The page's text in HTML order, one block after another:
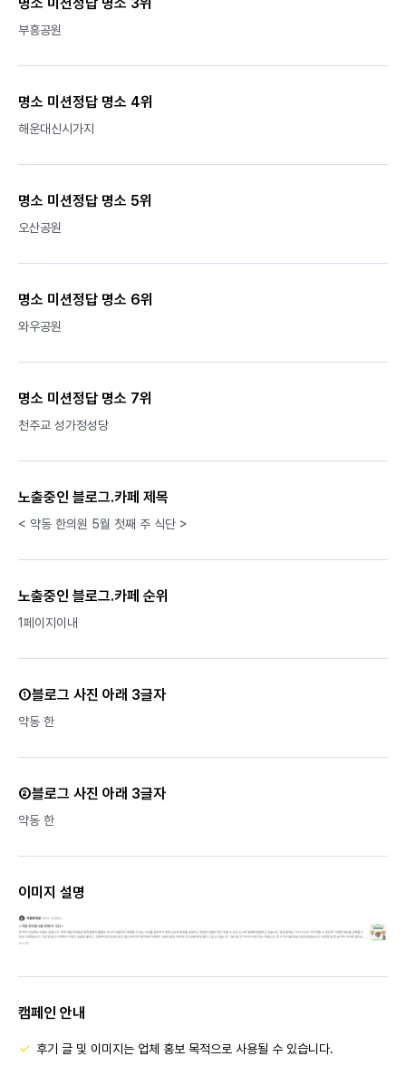
부흥공원
명소 미션정답 명소 4위
해운대신시가지
명소 미션정답 명소 5위
오산공원
명소 미션정답 명소 6위
와우공원
명소 미션정답 명소 7위
천주교 성가정성당
노출중인 블로그.카페 제목
< 약동 한의원 5월 첫째 주 식단 >
노출중인 블로그.카페 순위
1페이지이내
①블로그 사진 아래 3글자
약동 한
②블로그 사진 아래 3글자
약동 한
이미지 설명
캠페인 안내
후기 글 및 이미지는 업체 홍보 목적으로 사용될 수 있습니다.